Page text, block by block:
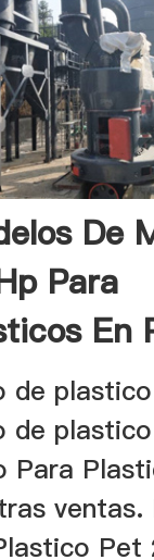
De
Para
En
de
de
Para
ventas.
Pet